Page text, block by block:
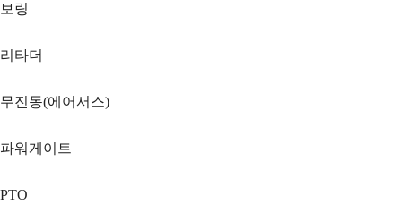
보링
리타더
무진동(에어서스)
파워게이트
PTO